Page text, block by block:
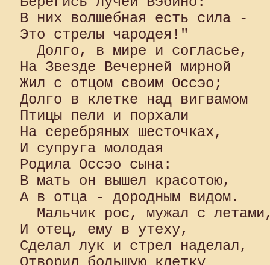
В них волшебная есть сила -
Это стрелы чародея!"
  Долго, в мире и согласье,
На Звезде Вечерней мирной
Жил с отцом своим Оссэо;
Долго в клетке над вигвамом
Птицы пели и порхали
На серебряных шесточках,
И супруга молодая
Родила Оссэо сына:
В мать он вышел красотою,
А в отца - дородным видом.
Мальчик рос, мужал с
И отец, ему в утеху,
Сделал лук и стрел наделал,